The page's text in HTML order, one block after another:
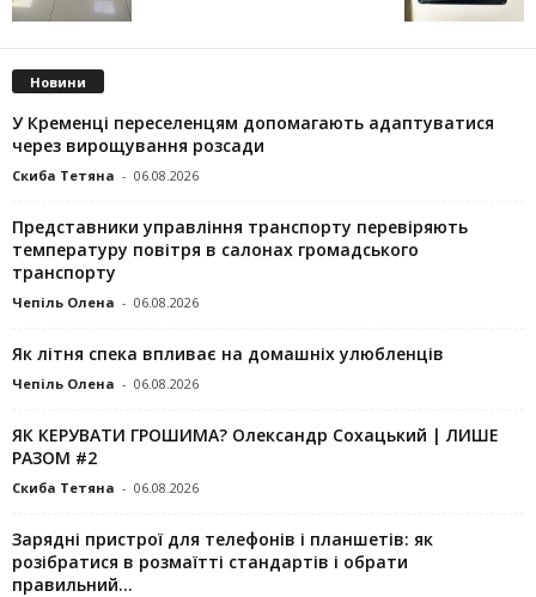
Новини
У Кременці переселенцям допомагають адаптуватися
через вирощування розсади
Скиба Тетяна - 06.08.2026
Представники управління транспорту перевіряють
температуру повітря в салонах громадського
транспорту
Чепіль Олена - 06.08.2026
Як літня спека впливає на домашніх улюбленців
Чепіль Олена - 06.08.2026
ЯК КЕРУВАТИ ГРОШИМА? Олександр Сохацький | ЛИШЕ
РАЗОМ #2
Скиба Тетяна - 06.08.2026
Зарядні пристрої для телефонів і планшетів: як
розібратися в розмаїтті стандартів і обрати
правильний...